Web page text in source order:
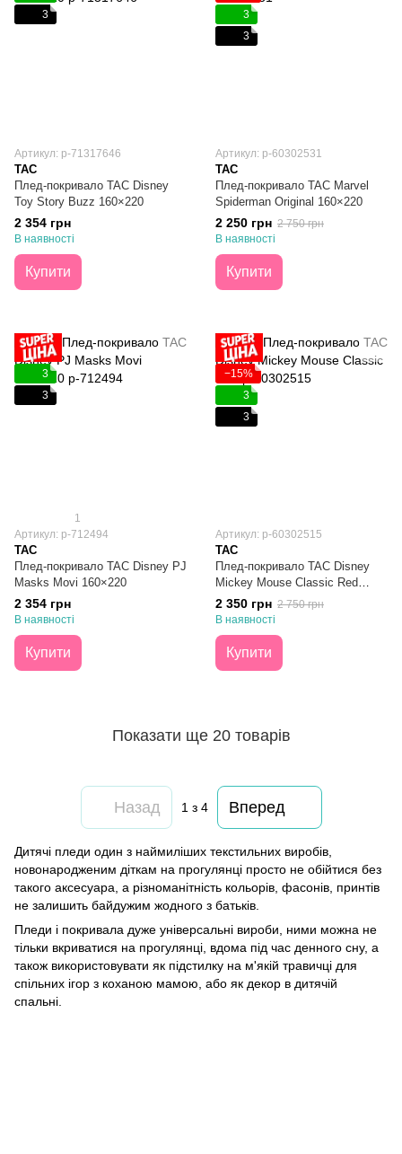
3
Артикул: p-71317646
TAC
Плед-покривало TAC Disney
Toy Story Buzz 160×220
2 354 грн
В наявності
Купити
3
3
Артикул: p-60302531
TAC
Плед-покривало TAC Marvel
Spiderman Original 160×220
2 250 грн 2 750 грн
В наявності
Купити
3
3
1
Артикул: p-712494
TAC
Плед-покривало TAC Disney PJ
Masks Movi 160×220
2 354 грн
В наявності
Купити
−15%
3
3
Артикул: p-60302515
TAC
Плед-покривало TAC Disney
Mickey Mouse Classic Red
160×220
2 350 грн 2 750 грн
В наявності
Купити
Показати ще 20 товарів
Назад 1 з 4 Вперед
Дитячі пледи один з наймиліших текстильних виробів,
новонародженим діткам на прогулянці просто не обійтися без
такого аксесуара, а різноманітність кольорів, фасонів, принтів
не залишить байдужим жодного з батьків.
Пледи і покривала дуже універсальні вироби, ними можна не
тільки вкриватися на прогулянці, вдома під час денного сну, а
також використовувати як підстилку на м'якій травичці для
спільних ігор з коханою мамою, або як декор в дитячій
спальні.